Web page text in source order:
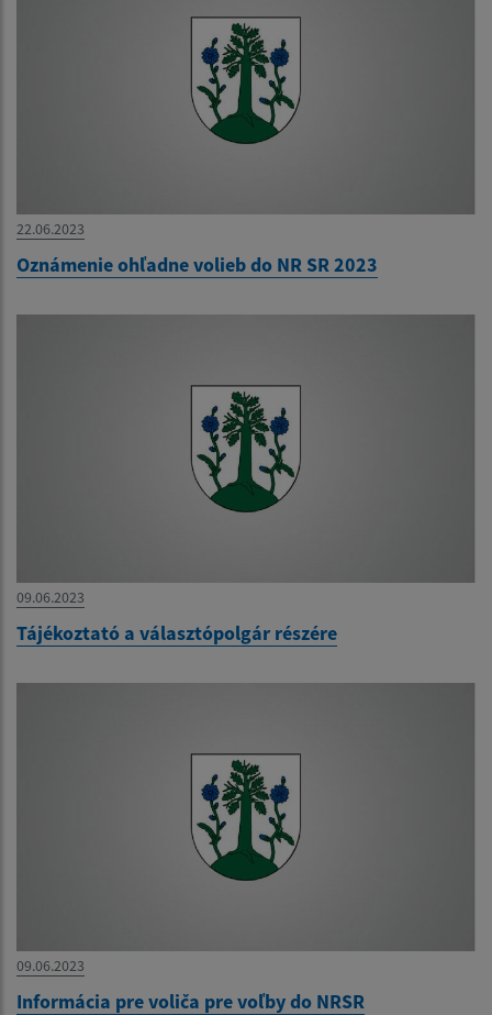
22.06.2023
Oznámenie ohľadne volieb do NR SR 2023
09.06.2023
Tájékoztató a választópolgár részére
09.06.2023
Informácia pre voliča pre voľby do NRSR